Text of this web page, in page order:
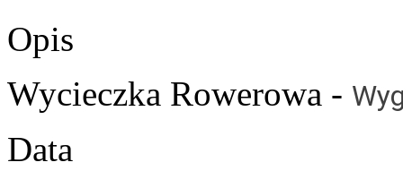
Opis
Wycieczka Rowerowa -
Data